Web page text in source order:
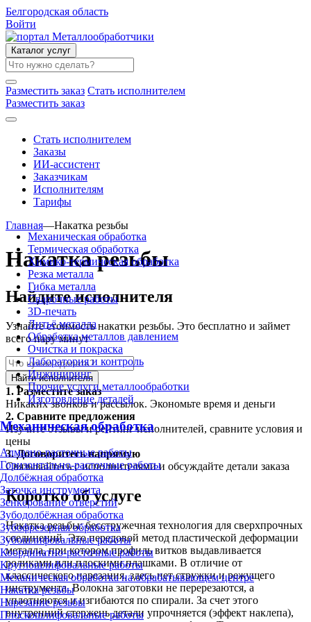
Белгородская область
Войти
Каталог услуг
Разместить заказ Стать исполнителем
Разместить заказ
Стать исполнителем
Заказы
ИИ-ассистент
Заказчикам
Исполнителям
Тарифы
Механическая обработка
Термическая обработка
Химико-термическая обработка
Резка металла
Гибка металла
Сварочные работы
3D-печать
Литьё металла
Обработка металлов давлением
Очистка и покраска
Лаборатория и контроль
Инжиниринг
Прочие услуги металлообработки
Изготовление деталей
Механическая обработка
Алмазно-расточные работы
Горизонтально-расточные работы
Долбёжная обработка
Заточка инструмента
Зенкерование отверстий
Зубодолбёжная обработка
Зубофрезерная обработка
Зубошлифовальные работы
Координатно-расточные работы
Круглошлифовальные работы
Механическая обработка на обрабатывающем центре
Накатка резьбы
Нарезание резьбы
Плоскошлифовальные работы
Главная—Накатка резьбы
Накатка резьбы
Найдите исполнителя
Узнайте стоимость накатки резьбы. Это бесплатно и займет
всего пару минут
Найти исполнителя
1. Разместите заказ
Никаких звонков и рассылок. Экономьте время и деньги
2. Сравните предложения
Изучите отзывы и рейтинг исполнителей, сравните условия и
цены
3.Договоритесь напрямую
Связывайтесь с исполнителями и обсуждайте детали заказа
Коротко об услуге
Накатка резьбы: бесстружечная технология для сверхпрочных
соединений. Это передовой метод пластической деформации
металла, при котором профиль витков выдавливается
роликами или плоскими плашками. В отличие от
классического нарезания, здесь нет стружки и режущего
инструмента. Волокна заготовки не перерезаются, а
уплотняются и изгибаются по спирали. За счет этого
внутренний стержень детали упрочняется (эффект наклепа),